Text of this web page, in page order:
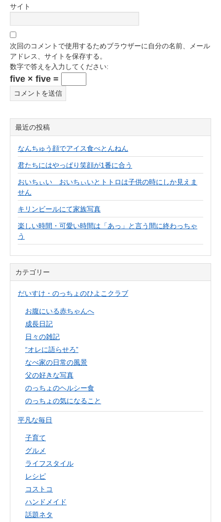
サイト
次回のコメントで使用するためブラウザーに自分の名前、メール
アドレス、サイトを保存する。
数字で答えを入力してください:
five × five =
最近の投稿
なんちゅう顔でアイス食べとんねん
君たちにはやっぱり笑顔が1番に合う
おいちぃい おいちぃいとトトロは子供の時にしか見えま
せん
キリンビールにて家族写真
楽しい時間・可愛い時間は「あっ」と言う間に終わっちゃ
う
カテゴリー
だいすけ・のっちょのひよこクラブ
お腹にいる赤ちゃんへ
成長日記
日々の雑記
“オレに語らせろ”
なべ家の日常の風景
父の好きな写真
のっちょのヘルシー食
のっちょの気になること
平凡な毎日
子育て
グルメ
ライフスタイル
レシピ
コストコ
ハンドメイド
話題ネタ